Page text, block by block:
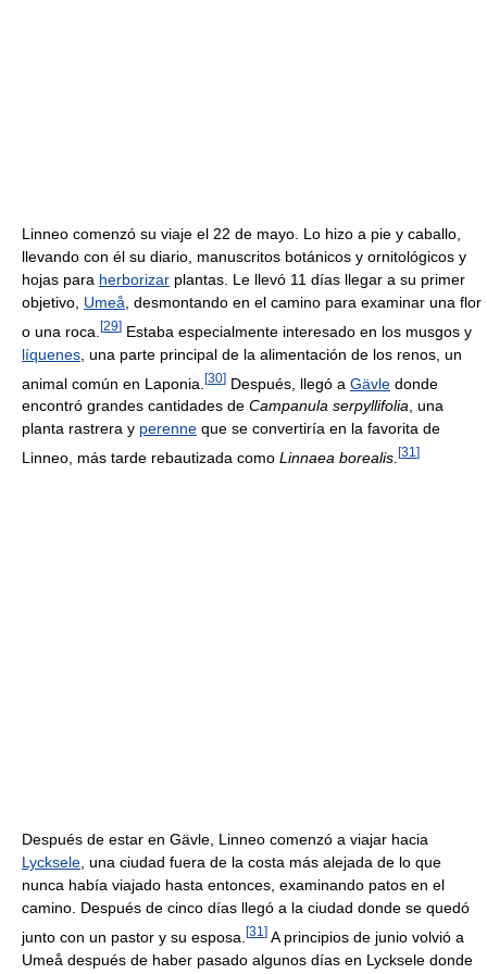
Linneo comenzó su viaje el 22 de mayo. Lo hizo a pie y caballo,
llevando con él su diario, manuscritos botánicos y ornitológicos y
hojas para herborizar plantas. Le llevó 11 días llegar a su primer
objetivo, Umeå , desmontando en el camino para examinar una flor
o una roca. [29] Estaba especialmente interesado en los musgos y
líquenes , una parte principal de la alimentación de los renos, un
animal común en Laponia. [30] Después, llegó a Gävle donde
encontró grandes cantidades de Campanula serpyllifolia, una
planta rastrera y perenne que se convertiría en la favorita de
Linneo, más tarde rebautizada como Linnaea borealis [31 ]
Después de estar en Gävle, Linneo comenzó a viajar hacia
Lycksele , una ciudad fuera de la costa más alejada de lo que
nunca había viajado hasta entonces, examinando patos en el
camino. Después de cinco días llegó a la ciudad donde se quedó
junto con un pastor y su esposa. [31 ] A principios de junio volvió a
Umeå después de haber pasado algunos días en Lycksele donde